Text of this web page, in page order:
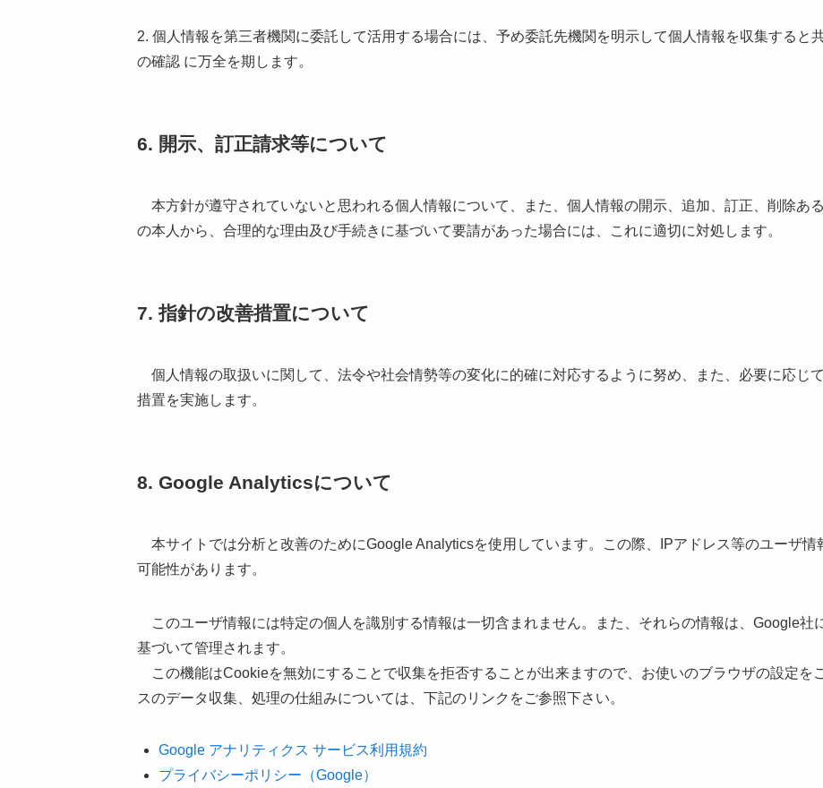
2. 個人情報を第三者機関に委託して活用する場合には、予め委託先機関を明示して個人情報を収集すると
の確認 に万全を期します。
6. 開示、訂正請求等について
本方針が遵守されていないと思われる個人情報について、また、個人情報の開示、追加、訂正、削除あ
の本人から、合理的な理由及び手続きに基づいて要請があった場合には、これに適切に対処します。
7. 指針の改善措置について
個人情報の取扱いに関して、法令や社会情勢等の変化に的確に対応するように努め、また、必要に応じ
措置を実施します。
8. Google Analyticsについて
本サイトでは分析と改善のためにGoogle Analyticsを使用しています。この際、IPアドレス等のユーザ情
可能性があります。
このユーザ情報には特定の個人を識別する情報は一切含まれません。また、それらの情報は、Google社
基づいて管理されます。
この機能はCookieを無効にすることで収集を拒否することが出来ますので、お使いのブラウザの設定を
スのデータ収集、処理の仕組みについては、下記のリンクをご参照下さい。
Google アナリティクス サービス利用規約
プライバシーポリシー（Google）